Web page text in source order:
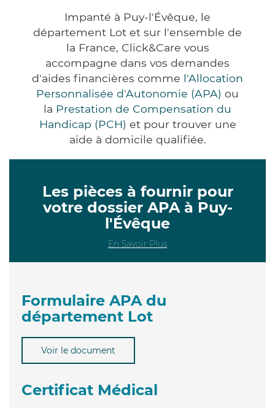
Impanté à Puy-l'Évêque, le
département Lot et sur l'ensemble de
la France, Click&Care vous
accompagne dans vos demandes
d'aides financières comme l'Allocation
Personnalisée d'Autonomie (APA) ou
la Prestation de Compensation du
Handicap (PCH) et pour trouver une
aide à domicile qualifiée.
Les pièces à fournir pour
votre dossier APA à Puy-
l'Évêque
En Savoir Plus
Formulaire APA du
département Lot
Voir le document
Certificat Médical